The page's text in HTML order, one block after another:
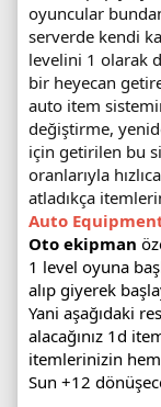
oyuncular
serverde kendi
levelini 1 olarak
bir heyecan
auto item
değiştirme,
için getirilen bu
oranlarıyla
atladıkça
Auto
Oto ekipman
1 level oyuna
alıp giyerek
Yani aşağıdaki
alacağınız 1d
itemlerinizin
Sun +12